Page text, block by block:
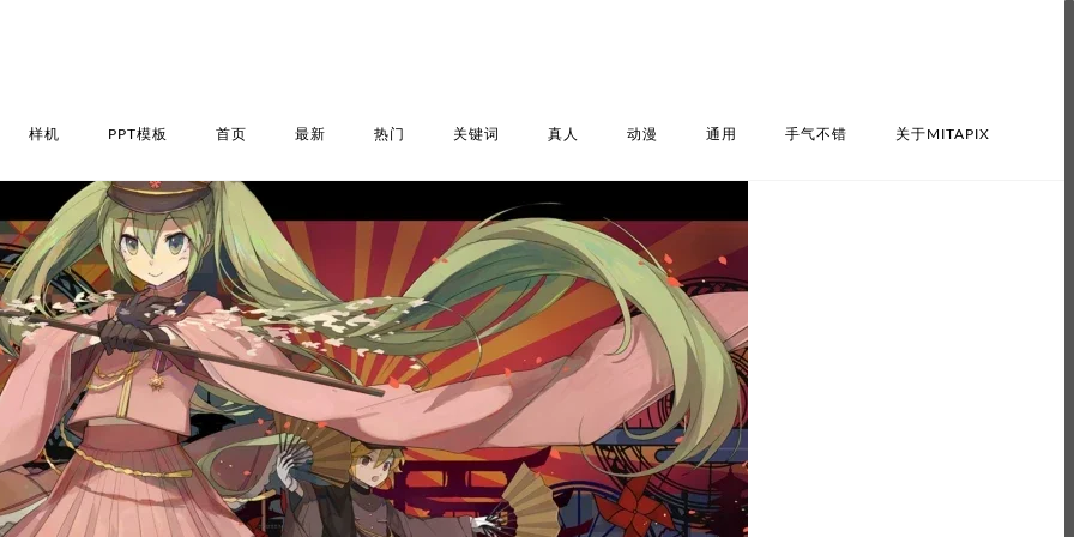
样机 PPT模板 首页 最新 热门 关键词 真人 动漫 通用 手气不错 关于MITAPIX